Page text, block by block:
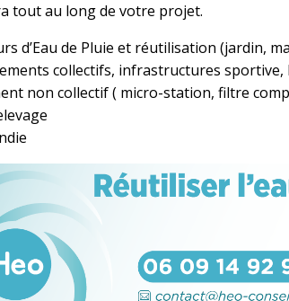
tout au long de votre projet.
d’Eau de Pluie et réutilisation (jardin,
collectifs, infrastructures
non collectif ( micro-station, filtre